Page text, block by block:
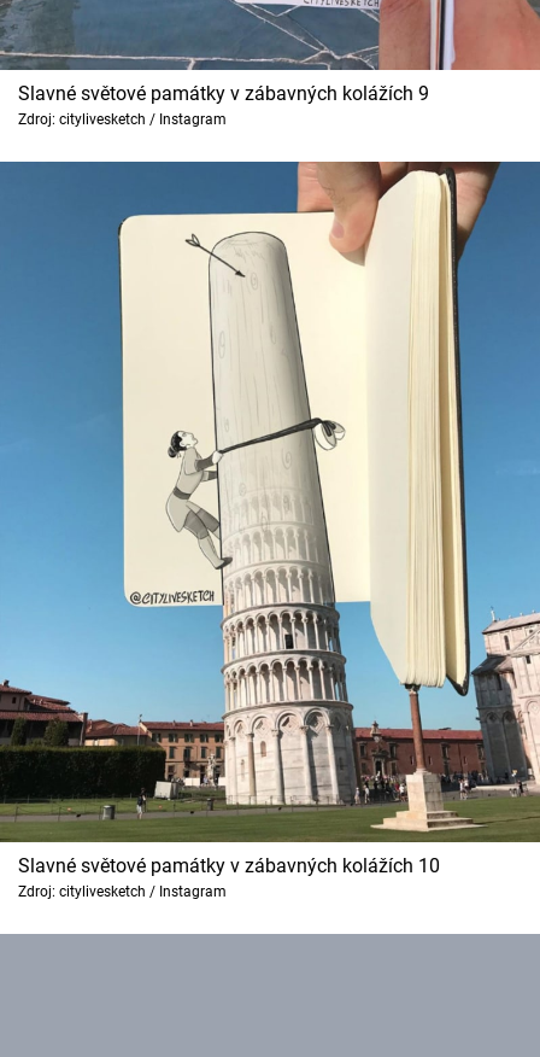
Slavné světové památky v zábavných kolážích 9
Zdroj: citylivesketch / Instagram
Slavné světové památky v zábavných kolážích 10
Zdroj: citylivesketch / Instagram